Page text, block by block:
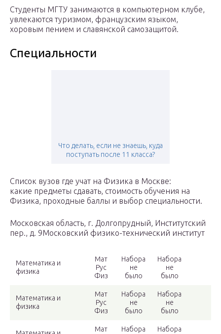
Студенты МГТУ занимаются в компьютерном клубе,
увлекаются туризмом, французским языком,
хоровым пением и славянской самозащитой.
Специальности
Что делать, если не знаешь, куда
поступать после 11 класса?
Список вузов где учат на Физика в Москве:
какие предметы сдавать, стоимость обучения на
Физика, проходные баллы и выбор специальности.
Московская область, г. Долгопрудный, Институтский
пер., д. 9Московский физико-технический институт
Математика и
физика
Мат
Рус
Физ
Набора
не
было
Набора
не
было
Математика и
физика
Мат
Рус
Физ
Набора
не
было
Набора
не
было
Мат
Набора
Набора